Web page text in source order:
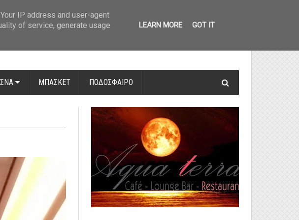
ΜΠΑΣΚΕΤ ΠΟΔΟΣΦΑΙΡΟ
IP address and user-agent
of service, generate usage
LEARN MORE GOT IT